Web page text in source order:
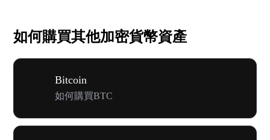
如何購買其他加密貨幣資產
Bitcoin
如何購買BTC